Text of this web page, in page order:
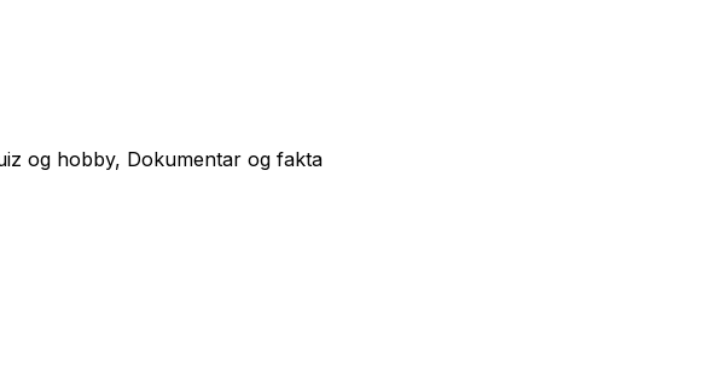
og hobby, Dokumentar og fakta